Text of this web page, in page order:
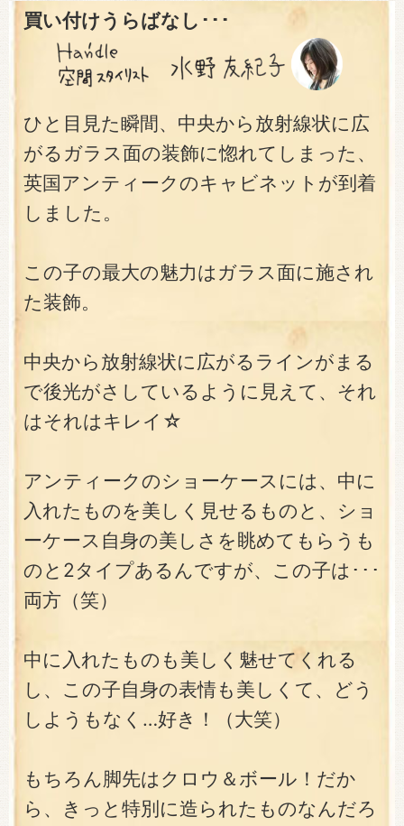
買い付けうらばなし･･･
ひと目見た瞬間、中央から放射線状に広
がるガラス面の装飾に惚れてしまった、
英国アンティークのキャビネットが到着
しました。
この子の最大の魅力はガラス面に施され
た装飾。
中央から放射線状に広がるラインがまる
で後光がさしているように見えて、それ
はそれはキレイ☆
アンティークのショーケースには、中に
入れたものを美しく見せるものと、ショ
ーケース自身の美しさを眺めてもらうも
のと2タイプあるんですが、この子は･･･
両方（笑）
中に入れたものも美しく魅せてくれる
し、この子自身の表情も美しくて、どう
しようもなく…好き！（大笑）
もちろん脚先はクロウ＆ボール！だか
ら、きっと特別に造られたものなんだろ